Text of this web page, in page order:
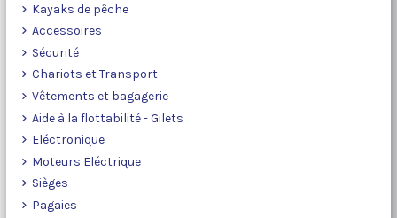
Kayaks de pêche
Accessoires
Sécurité
Chariots et Transport
Vêtements et bagagerie
Aide à la flottabilité - Gilets
Eléctronique
Moteurs Eléctrique
Sièges
Pagaies